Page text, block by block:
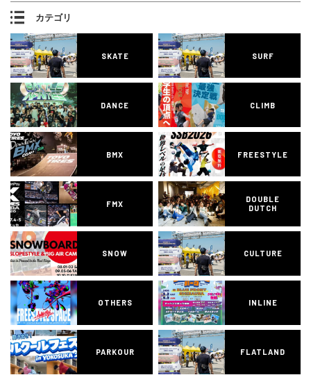
カテゴリ
SKATE SURF
DANCE CLIMB
BMX FREESTYLE
FMX
DOUBLE
DUTCH
SNOW CULTURE
OTHERS INLINE
PARKOUR FLATLAND